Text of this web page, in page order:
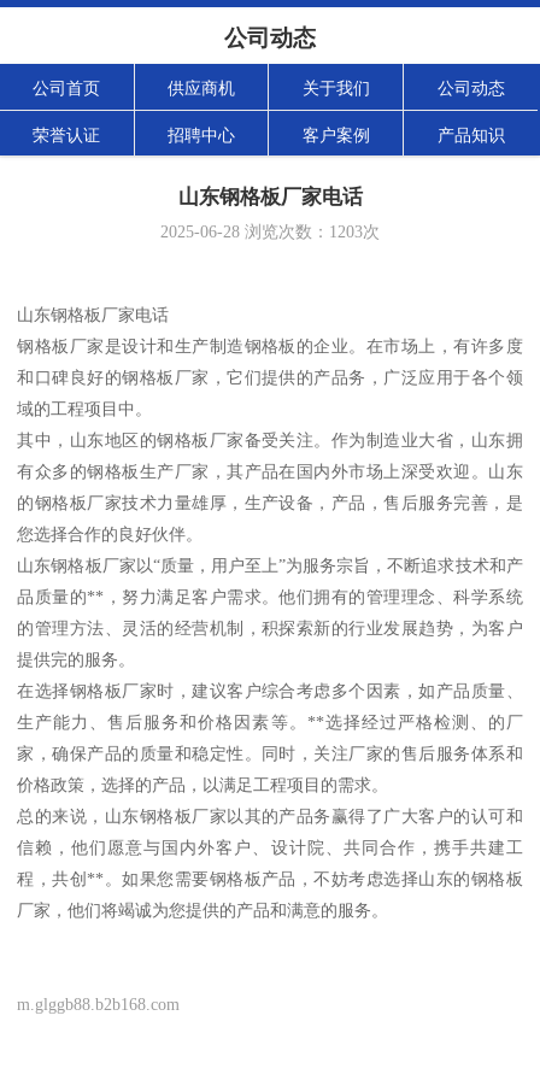
公司动态
公司首页 供应商机 关于我们 公司动态
荣誉认证 招聘中心 客户案例 产品知识
山东钢格板厂家电话
2025-06-28 浏览次数： 1203次
山东钢格板厂家电话
钢格板厂家是设计和生产制造钢格板的企业。在市场上，有许多度
和口碑良好的钢格板厂家，它们提供的产品务，广泛应用于各个领
域的工程项目中。
其中，山东地区的钢格板厂家备受关注。作为制造业大省，山东拥
有众多的钢格板生产厂家，其产品在国内外市场上深受欢迎。山东
的钢格板厂家技术力量雄厚，生产设备，产品，售后服务完善，是
您选择合作的良好伙伴。
山东钢格板厂家以“质量，用户至上”为服务宗旨，不断追求技术和产
品质量的**，努力满足客户需求。他们拥有的管理理念、科学系统
的管理方法、灵活的经营机制，积探索新的行业发展趋势，为客户
提供完的服务。
在选择钢格板厂家时，建议客户综合考虑多个因素，如产品质量、
生产能力、售后服务和价格因素等。**选择经过严格检测、的厂
家，确保产品的质量和稳定性。同时，关注厂家的售后服务体系和
价格政策，选择的产品，以满足工程项目的需求。
总的来说，山东钢格板厂家以其的产品务赢得了广大客户的认可和
信赖，他们愿意与国内外客户、设计院、共同合作，携手共建工
程，共创**。如果您需要钢格板产品，不妨考虑选择山东的钢格板
厂家，他们将竭诚为您提供的产品和满意的服务。
m.glggb88.b2b168.com